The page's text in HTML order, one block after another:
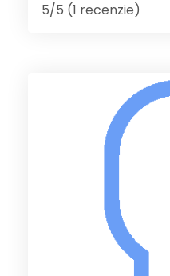
5/5 (1 recenzie)